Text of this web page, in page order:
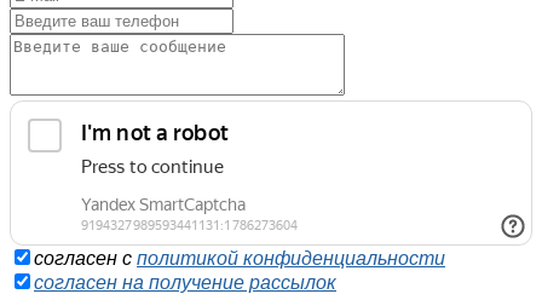
согласен с политикой конфиденциальности
согласен на получение рассылок